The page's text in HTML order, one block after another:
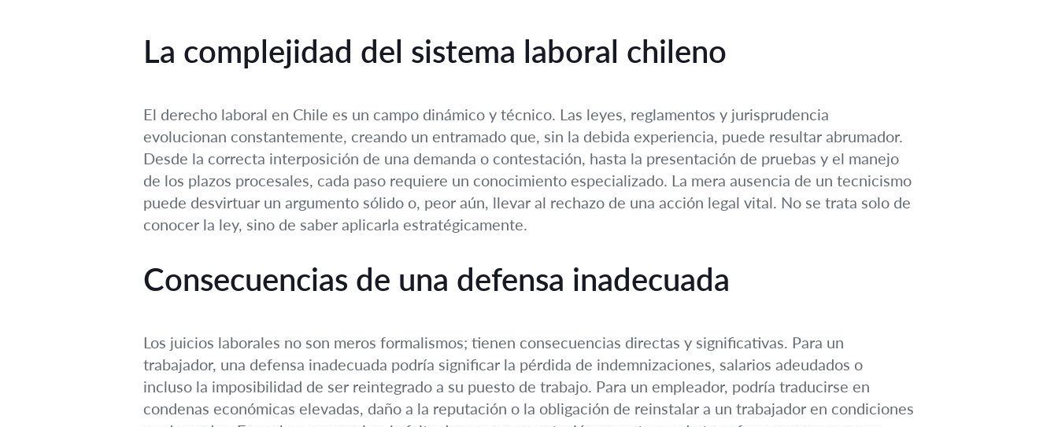
La complejidad del sistema laboral chileno
El derecho laboral en Chile es un campo dinámico y técnico. Las leyes, reglamentos y jurisprudencia
evolucionan constantemente, creando un entramado que, sin la debida experiencia, puede resultar abrumador.
Desde la correcta interposición de una demanda o contestación, hasta la presentación de pruebas y el manejo
de los plazos procesales, cada paso requiere un conocimiento especializado. La mera ausencia de un tecnicismo
puede desvirtuar un argumento sólido o, peor aún, llevar al rechazo de una acción legal vital. No se trata solo de
conocer la ley, sino de saber aplicarla estratégicamente.
Consecuencias de una defensa inadecuada
Los juicios laborales no son meros formalismos; tienen consecuencias directas y significativas. Para un
trabajador, una defensa inadecuada podría significar la pérdida de indemnizaciones, salarios adeudados o
incluso la imposibilidad de ser reintegrado a su puesto de trabajo. Para un empleador, podría traducirse en
condenas económicas elevadas, daño a la reputación o la obligación de reinstalar a un trabajador en condiciones